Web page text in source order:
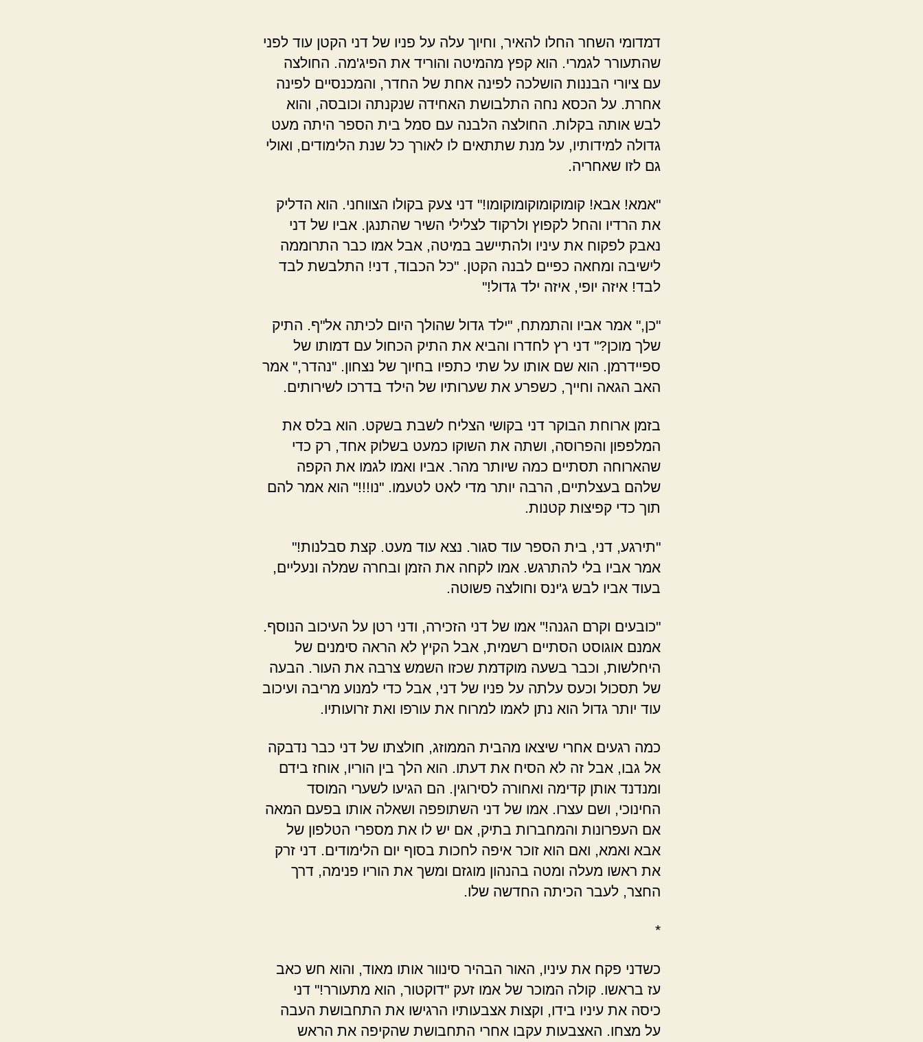
דמדומי השחר החלו להאיר, וחיוך עלה על פניו של דני הקטן עוד לפני
שהתעורר לגמרי. הוא קפץ מהמיטה והוריד את הפיג'מה. החולצה
עם ציורי הבננות הושלכה לפינה אחת של החדר, והמכנסיים לפינה
אחרת. על הכסא נחה התלבושת האחידה שנקנתה וכובסה, והוא
לבש אותה בקלות. החולצה הלבנה עם סמל בית הספר היתה מעט
גדולה למידותיו, על מנת שתתאים לו לאורך כל שנת הלימודים, ואולי
גם לזו שאחריה.
"אמא! אבא! קומוקומוקומוקומו!" דני צעק בקולו הצווחני. הוא הדליק
את הרדיו והחל לקפוץ ולרקוד לצלילי השיר שהתנגן. אביו של דני
נאבק לפקוח את עיניו ולהתיישב במיטה, אבל אמו כבר התרוממה
לישיבה ומחאה כפיים לבנה הקטן. "כל הכבוד, דני! התלבשת לבד
לבד! איזה יופי, איזה ילד גדול!"
"כן," אמר אביו והתמתח, "ילד גדול שהולך היום לכיתה אל"ף. התיק
שלך מוכן?" דני רץ לחדרו והביא את התיק הכחול עם דמותו של
ספיידרמן. הוא שם אותו על שתי כתפיו בחיוך של נצחון. "נהדר," אמר
האב הגאה וחייך, כשפרע את שערותיו של הילד בדרכו לשירותים.
בזמן ארוחת הבוקר דני בקושי הצליח לשבת בשקט. הוא בלס את
המלפפון והפרוסה, ושתה את השוקו כמעט בשלוק אחד, רק כדי
שהארוחה תסתיים כמה שיותר מהר. אביו ואמו לגמו את הקפה
שלהם בעצלתיים, הרבה יותר מדי לאט לטעמו. "נו!!!" הוא אמר להם
תוך כדי קפיצות קטנות.
"תירגע, דני, בית הספר עוד סגור. נצא עוד מעט. קצת סבלנות!"
אמר אביו בלי להתרגש. אמו לקחה את הזמן ובחרה שמלה ונעליים,
בעוד אביו לבש ג'ינס וחולצה פשוטה.
"כובעים וקרם הגנה!" אמו של דני הזכירה, ודני רטן על העיכוב הנוסף.
אמנם אוגוסט הסתיים רשמית, אבל הקיץ לא הראה סימנים של
היחלשות, וכבר בשעה מוקדמת שכזו השמש צרבה את העור. הבעה
של תסכול וכעס עלתה על פניו של דני, אבל כדי למנוע מריבה ועיכוב
עוד יותר גדול הוא נתן לאמו למרוח את עורפו ואת זרועותיו.
כמה רגעים אחרי שיצאו מהבית הממוזג, חולצתו של דני כבר נדבקה
אל גבו, אבל זה לא הסיח את דעתו. הוא הלך בין הוריו, אוחז בידם
ומנדנד אותן קדימה ואחורה לסירוגין. הם הגיעו לשערי המוסד
החינוכי, ושם עצרו. אמו של דני השתופפה ושאלה אותו בפעם המאה
אם העפרונות והמחברות בתיק, אם יש לו את מספרי הטלפון של
אבא ואמא, ואם הוא זוכר איפה לחכות בסוף יום הלימודים. דני זרק
את ראשו מעלה ומטה בהנהון מוגזם ומשך את הוריו פנימה, דרך
החצר, לעבר הכיתה החדשה שלו.
*
כשדני פקח את עיניו, האור הבהיר סינוור אותו מאוד, והוא חש כאב
עז בראשו. קולה המוכר של אמו זעק "דוקטור, הוא מתעורר!" דני
כיסה את עיניו בידו, וקצות אצבעותיו הרגישו את התחבושת העבה
על מצחו. האצבעות עקבו אחרי התחבושת שהקיפה את הראש